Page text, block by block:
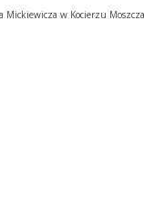
w Kocierzu